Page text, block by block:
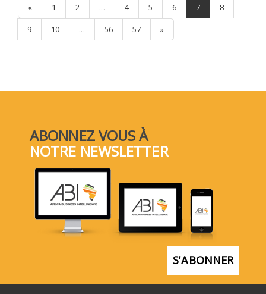
« 1 2 ... 4 5 6 7 8
9 10 ... 56 57 »
ABONNEZ VOUS À
NOTRE NEWSLETTER
S'ABONNER